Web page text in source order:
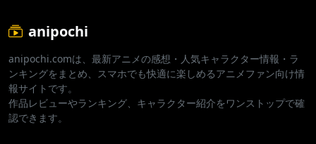
anipochi
anipochi.comは、最新アニメの感想・人気キャラクター情報・ラ
ンキングをまとめ、スマホでも快適に楽しめるアニメファン向け情
報サイトです。
作品レビューやランキング、キャラクター紹介をワンストップで確
認できます。